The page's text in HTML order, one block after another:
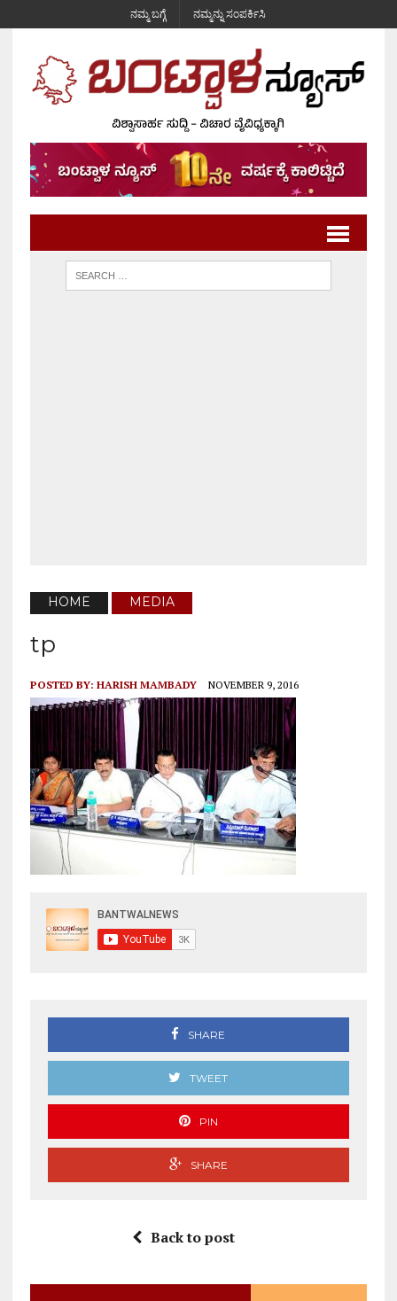
ನಮ್ಮ ಬಗ್ಗೆ ನಮ್ಮನ್ನು ಸಂಪರ್ಕಿಸಿ
HOME MEDIA
tp
POSTED BY: HARISH MAMBADY NOVEMBER 9, 2016
SHARE
TWEET
PIN
SHARE
Back to post